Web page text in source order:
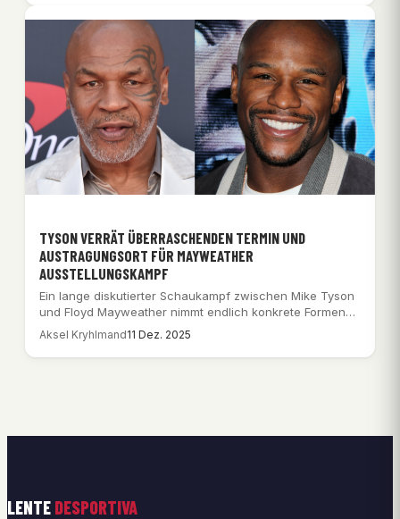
TYSON VERRÄT ÜBERRASCHENDEN TERMIN UND
AUSTRAGUNGSORT FÜR MAYWEATHER
AUSSTELLUNGSKAMPF
Ein lange diskutierter Schaukampf zwischen Mike Tyson
und Floyd Mayweather nimmt endlich konkrete Formen
an.…
Aksel Kryhlmand11 Dez. 2025
LENTE DESPORTIVA